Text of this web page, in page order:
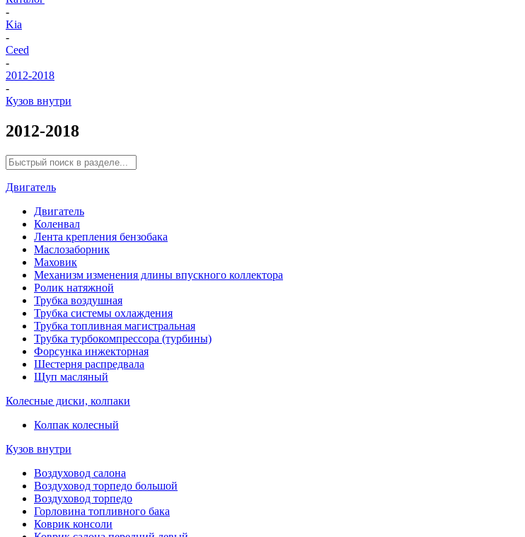
-
Kia
-
Ceed
-
2012-2018
-
Кузов внутри
2012-2018
Двигатель
Двигатель
Коленвал
Лента крепления бензобака
Маслозаборник
Маховик
Механизм изменения длины впускного коллектора
Ролик натяжной
Трубка воздушная
Трубка системы охлаждения
Трубка топливная магистральная
Трубка турбокомпрессора (турбины)
Форсунка инжекторная
Шестерня распредвала
Щуп масляный
Колесные диски, колпаки
Колпак колесный
Кузов внутри
Воздуховод салона
Воздуховод торпедо большой
Воздуховод торпедо
Горловина топливного бака
Коврик консоли